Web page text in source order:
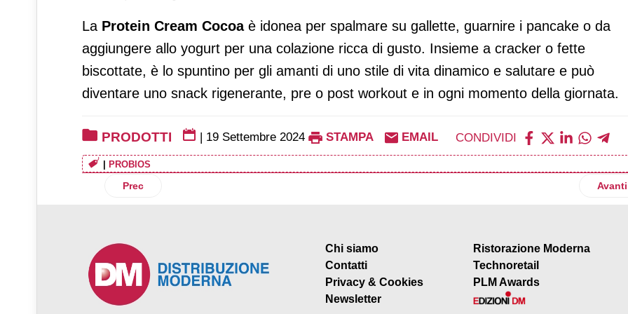
La Protein Cream Cocoaè idonea per spalmare su gallette, guarnire i pancake o da
aggiungere allo yogurt per una colazione ricca di gusto. Insieme a cracker o fette
biscottate, è lo spuntino per gli amanti di uno stile di vita dinamico e salutare e può
diventare uno snack rigenerante, pre o post workout e in ogni momento della giornata.
PRODOTTI | 19 Settembre 2024 STAMPA EMAIL CONDIVIDI
| PROBIOS
Articolo precedente: Planet Farms propone Frescaah e Pestooh
Prec Avanti
Chi siamo
Contatti
Privacy & Cookies
Newsletter
Ristorazione Moderna
Technoretail
PLM Awards